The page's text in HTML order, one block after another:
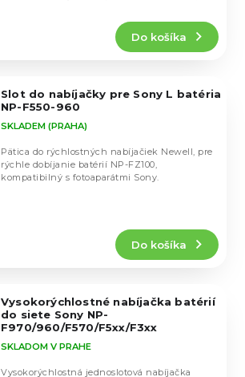
Do košíka
Slot do nabíjačky pre Sony L batéria
NP-F550-960
SKLADEM (PRAHA)
Do košíka
Pätica do rýchlostných nabíjačiek Newell, pre
rýchle dobíjanie batérií NP-FZ100,
kompatibilný s fotoaparátmi Sony.
Vysokorýchlostné nabíjačka batérií
do siete Sony NP-
F970/960/F570/F5xx/F3xx
SKLADOM V PRAHE
Vysokorýchlostná jednoslotová nabíjačka